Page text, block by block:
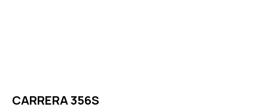
CARRERA 356S